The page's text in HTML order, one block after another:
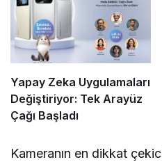
Yapay Zeka Uygulamaları
Değiştiriyor: Tek Arayüz
Çağı Başladı
Kameranın en dikkat